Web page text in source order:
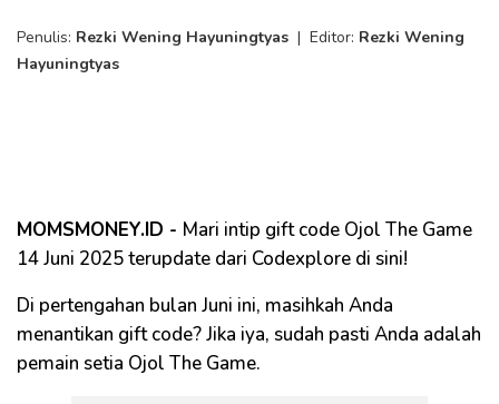
Penulis: Rezki Wening Hayuningtyas | Editor: Rezki Wening
Hayuningtyas
MOMSMONEY.ID - Mari intip gift code Ojol The Game
14 Juni 2025 terupdate dari Codexplore di sini!
Di pertengahan bulan Juni ini, masihkah Anda
menantikan gift code? Jika iya, sudah pasti Anda adalah
pemain setia Ojol The Game.